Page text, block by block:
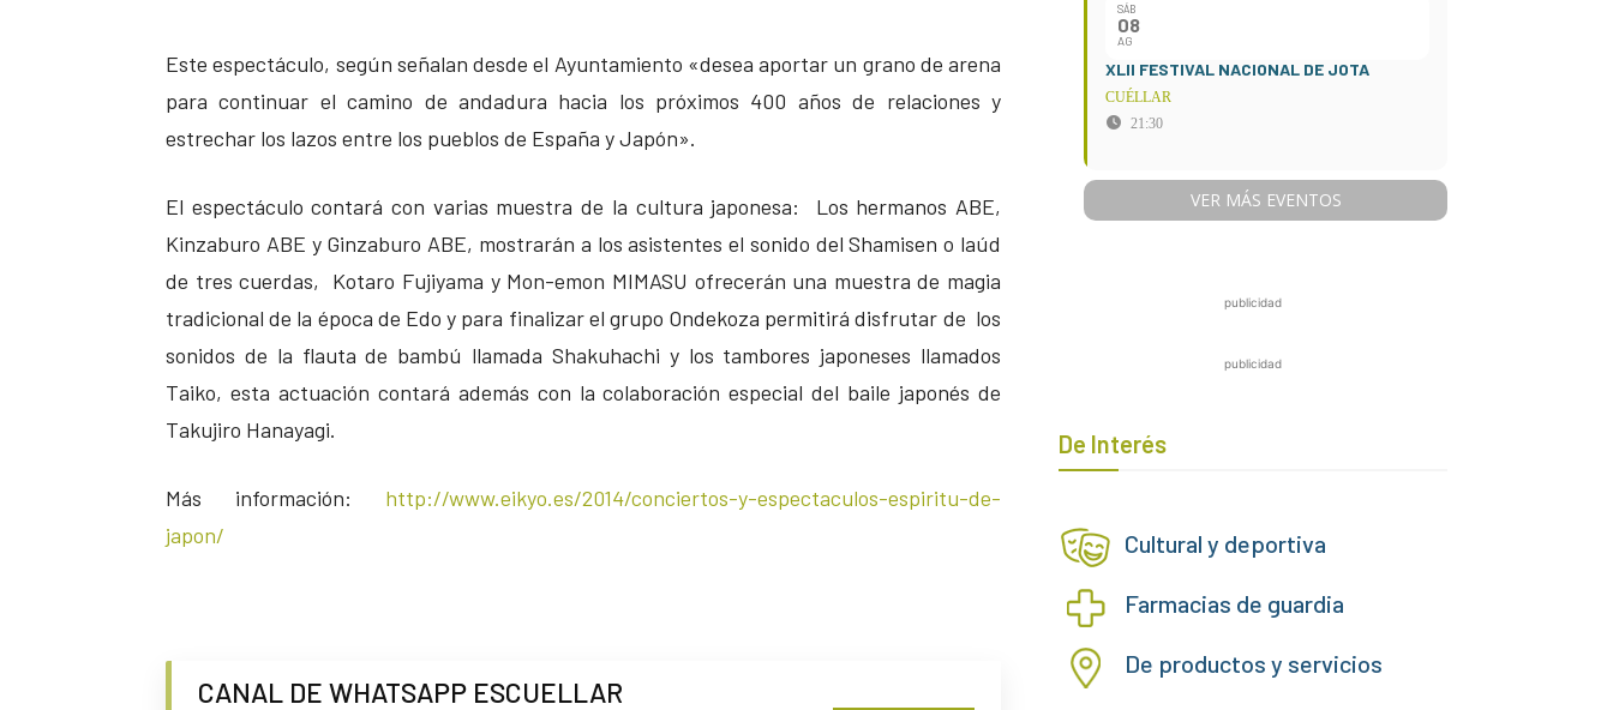
Este espectáculo, según señalan desde el Ayuntamiento «desea aportar un grano de arena
para continuar el camino de andadura hacia los próximos 400 años de relaciones y
estrechar los lazos entre los pueblos de España y Japón».
El espectáculo contará con varias muestra de la cultura japonesa: Los hermanos ABE,
Kinzaburo ABE y Ginzaburo ABE, mostrarán a los asistentes el sonido del Shamisen o laúd
de tres cuerdas, Kotaro Fujiyama y Mon-emon MIMASU ofrecerán una muestra de magia
tradicional de la época de Edo y para finalizar el grupo Ondekoza permitirá disfrutar de los
sonidos de la flauta de bambú llamada Shakuhachi y los tambores japoneses llamados
Taiko, esta actuación contará además con la colaboración especial del baile japonés de
Takujiro Hanayagi.
Más información: http://www.eikyo.es/2014/conciertos-y-espectaculos-espiritu-de-
japon/
CANAL DE WHATSAPP ESCUELLAR
SÁB
08
AG
XLII FESTIVAL NACIONAL DE JOTA
CUÉLLAR
21:30
VER MÁS EVENTOS
publicidad
publicidad
De Interés
Cultural y deportiva
Farmacias de guardia
De productos y servicios